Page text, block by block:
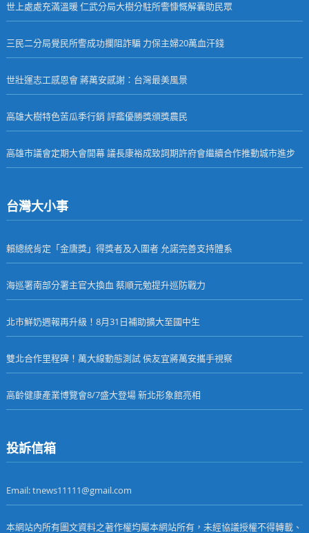
世上處處充滿溫暖 仁武分局大樹分駐所警慷慨解囊助民眾
三民二分局覺民所警成功攔阻詐騙 力保主婦20萬血汗錢
世壯運志工感恩會 蔣萬安感謝：台灣最美風景
高雄大樹特色苦瓜季行銷 評鑑優勝獎頒獎農民
高雄市議會定期大會開幕 議長康裕成致詞期許府會繼續合作推動城市進步
台灣大小事
賴總統肯定「金唐獎」得獎者及入圍者 允諾完善支持體系
海巡署南部分署主官大換血 蔡順元勉提升巡防戰力
北市鮮奶週報再升級！8月31日補助擴大至國中生
雙北合作里程碑！萬大線動態測試 侯友宜蔣萬安攜手視察
高齡健康產業博覽會8/7盛大登場 新北形象館亮相
投訴信箱
Email: tnews11111@gmail.com
本網站內所有圖文資料之著作權均屬本網站所有，未經協議授權不得轉載、